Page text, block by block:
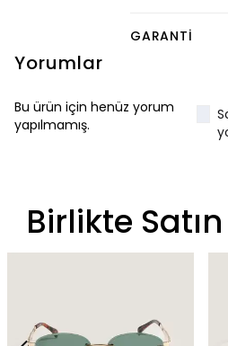
GARANTI
Yorumlar
Bu ürün için henüz yorum
yapılmamış.
Birlikte